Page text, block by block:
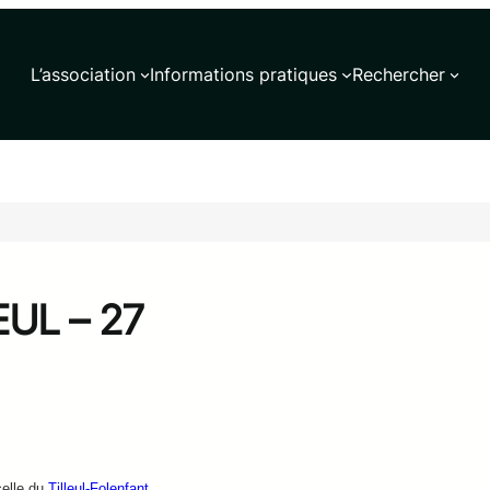
L’association Informations pratiques Rechercher
– 27